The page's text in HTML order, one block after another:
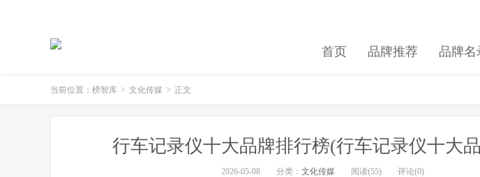
首页 品牌推荐 品牌名
当前位置： 榜智库 > 文化传媒 > 正文
行车记录仪十大品牌排行榜(行车记录仪十大
2026-05-08 分类： 文化传媒 阅读(55) 评论(0)